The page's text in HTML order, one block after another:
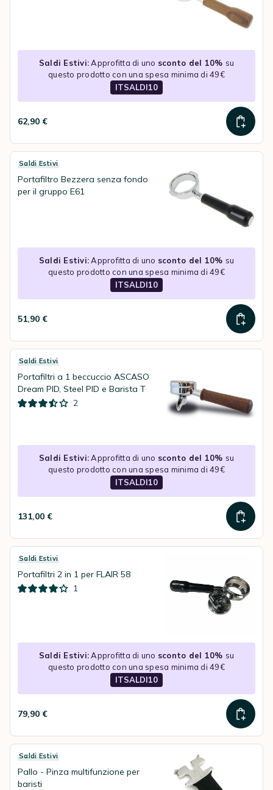
Saldi Estivi:Approfitta di uno sconto del 10% su
questo prodotto con una spesa minima di 49€
ITSALDI10
62,90 €
Saldi Estivi
Portafiltro Bezzera senza fondo
per il gruppo E61
Saldi Estivi:Approfitta di uno sconto del 10% su
questo prodotto con una spesa minima di 49€
ITSALDI10
51,90 €
Saldi Estivi
Portafiltri a 1 beccuccio ASCASO
Dream PID, Steel PID e Barista T
2
Saldi Estivi:Approfitta di uno sconto del 10% su
questo prodotto con una spesa minima di 49€
ITSALDI10
131,00 €
Saldi Estivi
Portafiltri 2 in 1 per FLAIR 58
1
Saldi Estivi:Approfitta di uno sconto del 10% su
questo prodotto con una spesa minima di 49€
ITSALDI10
79,90 €
Saldi Estivi
Pallo - Pinza multifunzione per
baristi